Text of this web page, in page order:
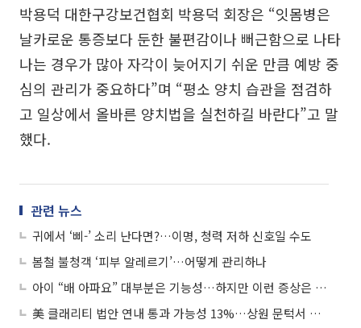
박용덕 대한구강보건협회 박용덕 회장은 “잇몸병은
날카로운 통증보다 둔한 불편감이나 뻐근함으로 나타
나는 경우가 많아 자각이 늦어지기 쉬운 만큼 예방 중
심의 관리가 중요하다”며 “평소 양치 습관을 점검하
고 일상에서 올바른 양치법을 실천하길 바란다”고 말
했다.
관련 뉴스
귀에서 ‘삐-’ 소리 난다면?…이명, 청력 저하 신호일 수도
봄철 불청객 ‘피부 알레르기’…어떻게 관리하나
아이 “배 아파요” 대부분은 기능성…하지만 이런 증상은 주의
美 클래리티 법안 연내 통과 가능성 13%…상원 문턱서 제동